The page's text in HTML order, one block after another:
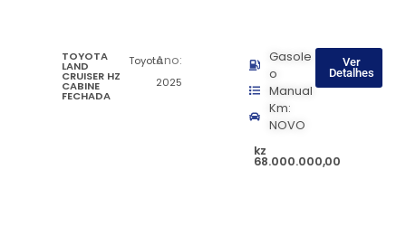
TOYOTA
LAND
CRUISER HZ
CABINE
FECHADA
ToyotaAno:
2025
Gasole
o
Manual
Km:
NOVO
kz
68.000.000,00
Ver
Detalhes